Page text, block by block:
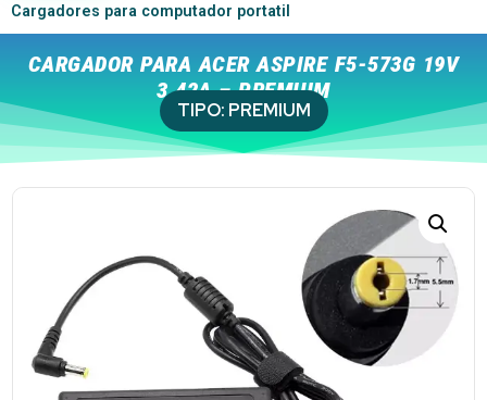
Cargadores para computador portatil
CARGADOR PARA ACER ASPIRE F5-573G 19V
3.42A – PREMIUM
TIPO: PREMIUM